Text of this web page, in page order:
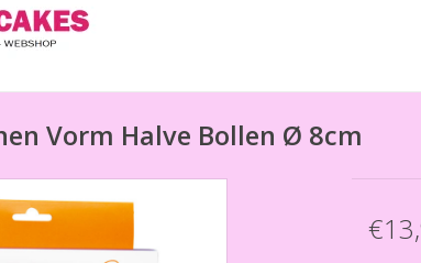
Vorm Halve Bollen Ø 8cm